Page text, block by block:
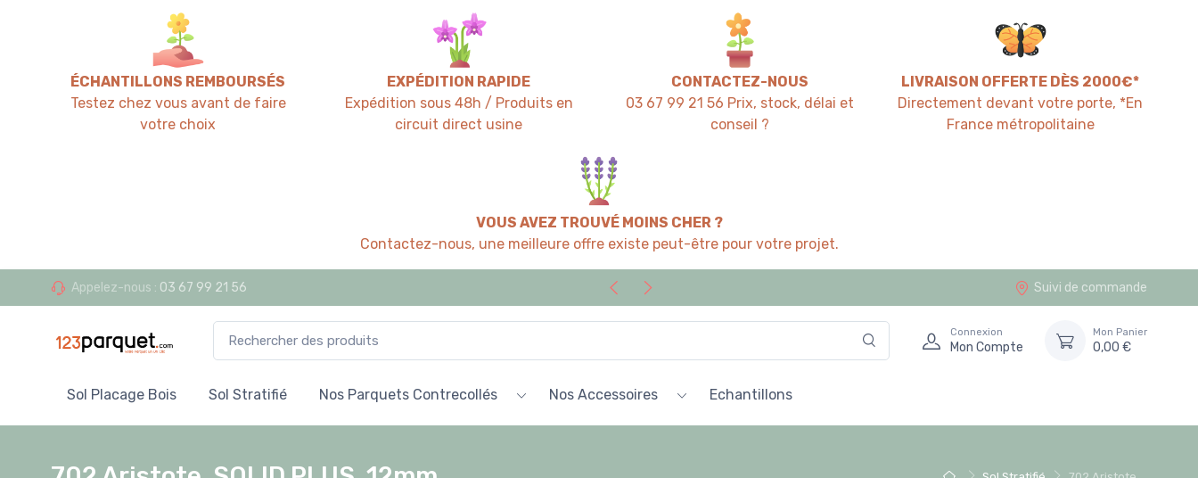
ÉCHANTILLONS REMBOURSÉS
Testez chez vous avant de faire
votre choix
EXPÉDITION RAPIDE
Expédition sous 48h / Produits en
circuit direct usine
CONTACTEZ-NOUS
03 67 99 21 56 Prix, stock, délai et
conseil ?
LIVRAISON OFFERTE DÈS 2000€*
Directement devant votre porte, *En
France métropolitaine
VOUS AVEZ TROUVÉ MOINS CHER ?
Contactez-nous, une meilleure offre existe peut-être pour votre projet.
Appelez-nous : 03 67 99 21 56 Suivi de commande
Connexion
Mon Compte
Mon Panier
0,00 €
Sol Placage Bois Sol Stratifié Nos Parquets Contrecollés Nos Accessoires Echantillons